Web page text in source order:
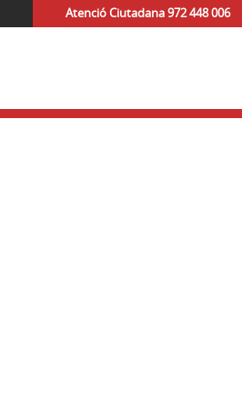
Atenció Ciutadana 972 448 006